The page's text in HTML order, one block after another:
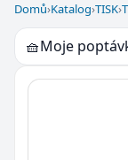
Domů›Katalog›TISK›
🧺Moje